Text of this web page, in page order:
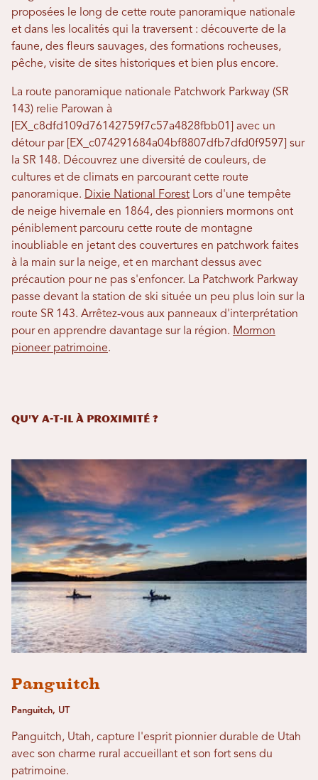
proposées le long de cette route panoramique nationale
et dans les localités qui la traversent : découverte de la
faune, des fleurs sauvages, des formations rocheuses,
pêche, visite de sites historiques et bien plus encore.
La route panoramique nationale Patchwork Parkway (SR
143) relie Parowan à
[EX_c8dfd109d76142759f7c57a4828fbb01] avec un
détour par [EX_c074291684a04bf8807dfb7dfd0f9597] sur
la SR 148. Découvrez une diversité de couleurs, de
cultures et de climats en parcourant cette route
panoramique. Dixie National Forest Lors d'une tempête
de neige hivernale en 1864, des pionniers mormons ont
péniblement parcouru cette route de montagne
inoubliable en jetant des couvertures en patchwork faites
à la main sur la neige, et en marchant dessus avec
précaution pour ne pas s'enfoncer. La Patchwork Parkway
passe devant la station de ski située un peu plus loin sur la
route SR 143. Arrêtez-vous aux panneaux d'interprétation
pour en apprendre davantage sur la région. Mormon
pioneer patrimoine.
Qu'y a-t-il à proximité ?
Panguitch
Panguitch, UT
Panguitch, Utah, capture l'esprit pionnier durable de Utah
avec son charme rural accueillant et son fort sens du
patrimoine.